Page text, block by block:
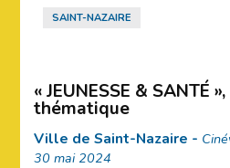
SAINT-NAZAIRE
« JEUNESSE & SANTÉ
thématique
Ville de Saint-Nazaire -
30 mai 2024